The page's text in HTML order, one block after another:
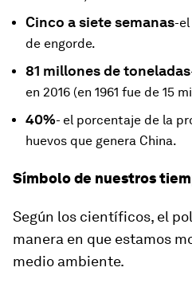
Cinco a siete semanas-
de engorde.
81 millones de toneladas
en 2016 (en 1961 fue de 15
40%- el porcentaje de la
huevos que genera China.
Símbolo de nuestros
Según los científicos, el
manera en que estamos
medio ambiente.